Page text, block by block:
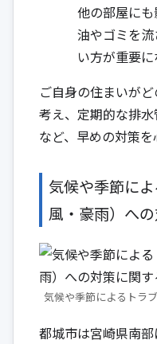
他の部屋にも
油やゴミを
い方が重要に
ご自身の住まいが
考え、定期的な排
など、早めの対策を
気候や季節に
風・豪雨）へ
気候や季節によるトラ
都城市は宮崎県南